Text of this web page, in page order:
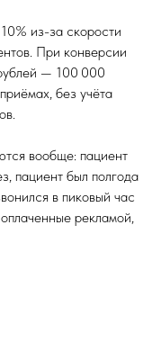
из-за скорости
При конверсии
— 100 000
без учёта
вообще: пациент
пациент был полгода
в пиковый час
рекламой,